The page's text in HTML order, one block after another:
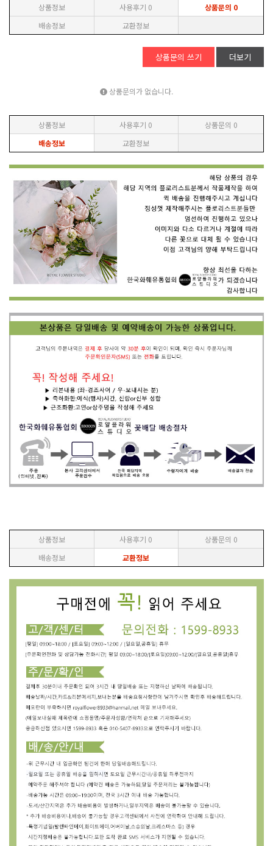
상품정보 사용후기 0 상품문의 0
배송정보
교환정보
상품문의 쓰기 더보기
상품문의가 없습니다.
상품정보 사용후기 0 상품문의 0
배송정보
교환정보
상품정보 사용후기 0 상품문의 0
배송정보
교환정보